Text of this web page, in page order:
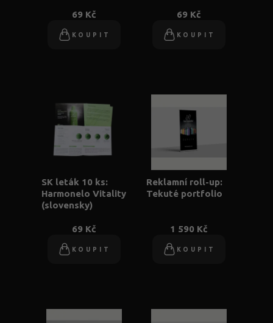
69 Kč
KOUPIT
69 Kč
KOUPIT
SK leták 10 ks:
Harmonelo Vitality
(slovensky)
69 Kč
KOUPIT
Reklamní roll-up:
Tekuté portfolio
1 590 Kč
KOUPIT